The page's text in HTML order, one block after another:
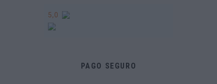
5,0
PAGO SEGURO